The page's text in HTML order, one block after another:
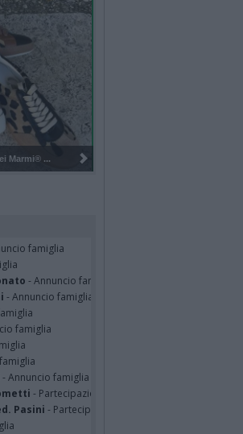
a ...
famiglia
- Annuncio famiglia
- Annuncio famiglia
famiglia
- Annuncio famiglia
- Partecipazione
Pasini - Partecipazione